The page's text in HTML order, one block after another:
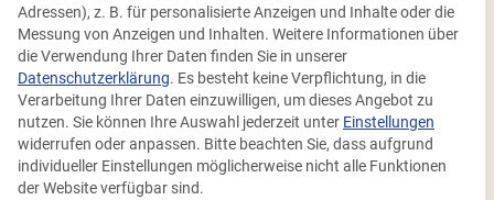
Früher war es ganz normal, dass die Jahreszeiten vorgaben,
wann welche Obst-, Gemüse- und Kräutersorten geerntet
werden und es somit auch im Laden zu kaufen gab. Obst
und Gemüse waren nur dann verfügbar, wenn es auf den
Feldern in der Region gewachsen ist. Heute ist fast jedes
Obst und Gemüse ganzjährig im Supermarkt vorhanden,
Adressen), z. B. für personalisierte Anzeigen und Inhalte oder die
Messung von Anzeigen und Inhalten. Weitere Informationen über
die Verwendung Ihrer Daten finden Sie in unserer
Datenschutzerklärung. Es besteht keine Verpflichtung, in die
Verarbeitung Ihrer Daten einzuwilligen, um dieses Angebot zu
nutzen. Sie können Ihre Auswahl jederzeit unter Einstellungen
widerrufen oder anpassen. Bitte beachten Sie, dass aufgrund
individueller Einstellungen möglicherweise nicht alle Funktionen
der Website verfügbar sind.